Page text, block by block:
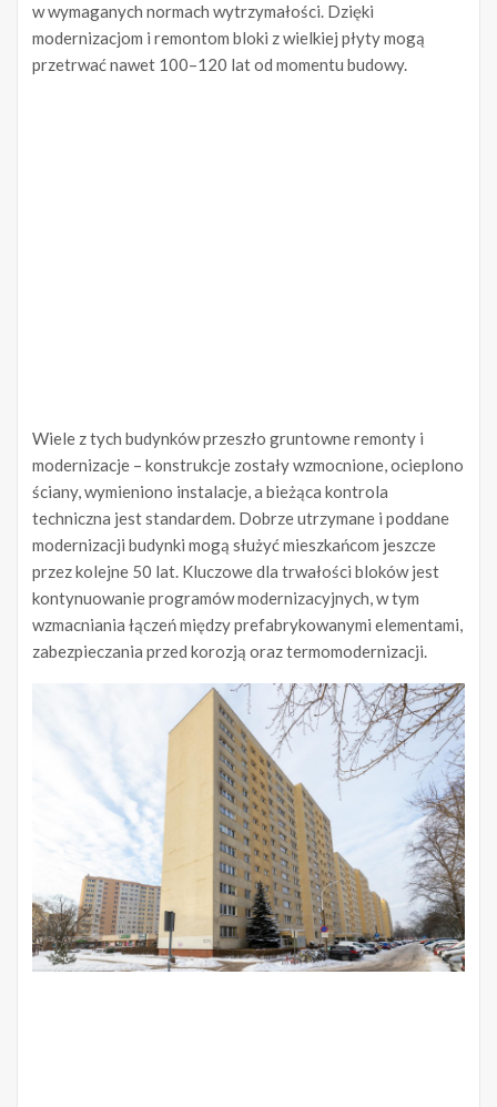
w wymaganych normach wytrzymałości. Dzięki
modernizacjom i remontom bloki z wielkiej płyty mogą
przetrwać nawet 100–120 lat od momentu budowy.
Wiele z tych budynków przeszło gruntowne remonty i
modernizacje – konstrukcje zostały wzmocnione, ocieplono
ściany, wymieniono instalacje, a bieżąca kontrola
techniczna jest standardem. Dobrze utrzymane i poddane
modernizacji budynki mogą służyć mieszkańcom jeszcze
przez kolejne 50 lat. Kluczowe dla trwałości bloków jest
kontynuowanie programów modernizacyjnych, w tym
wzmacniania łączeń między prefabrykowanymi elementami,
zabezpieczania przed korozją oraz termomodernizacji.